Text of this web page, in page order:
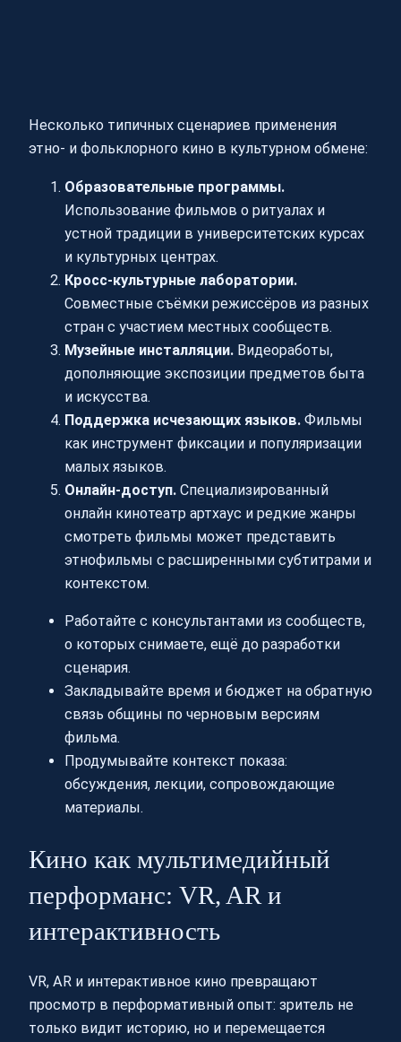
Несколько типичных сценариев применения
этно- и фольклорного кино в культурном обмене:
Образовательные программы.
Использование фильмов о ритуалах и
устной традиции в университетских курсах
и культурных центрах.
Кросс-культурные лаборатории.
Совместные съёмки режиссёров из разных
стран с участием местных сообществ.
Музейные инсталляции. Видеоработы,
дополняющие экспозиции предметов быта
и искусства.
Поддержка исчезающих языков. Фильмы
как инструмент фиксации и популяризации
малых языков.
Онлайн-доступ. Специализированный
онлайн кинотеатр артхаус и редкие жанры
смотреть фильмы может представить
этнофильмы с расширенными субтитрами и
контекстом.
Работайте с консультантами из сообществ,
о которых снимаете, ещё до разработки
сценария.
Закладывайте время и бюджет на обратную
связь общины по черновым версиям
фильма.
Продумывайте контекст показа:
обсуждения, лекции, сопровождающие
материалы.
Кино как мультимедийный
перформанс: VR, AR и
интерактивность
VR, AR и интерактивное кино превращают
просмотр в перформативный опыт: зритель не
только видит историю, но и перемещается